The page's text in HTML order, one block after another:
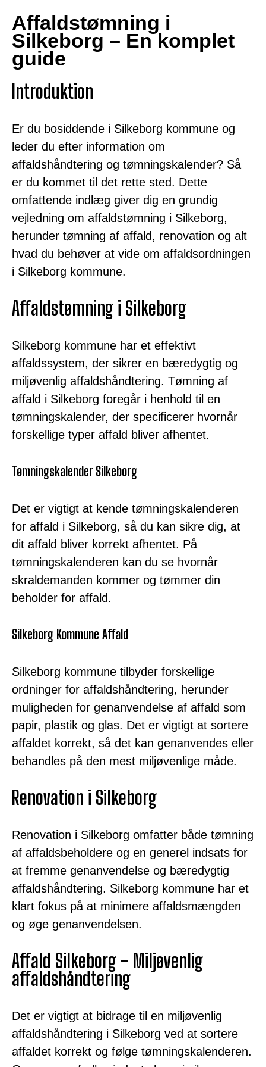
Affaldstømning i
Silkeborg – En komplet
guide
Introduktion
Er du bosiddende i Silkeborg kommune og
leder du efter information om
affaldshåndtering og tømningskalender? Så
er du kommet til det rette sted. Dette
omfattende indlæg giver dig en grundig
vejledning om affaldstømning i Silkeborg,
herunder tømning af affald, renovation og alt
hvad du behøver at vide om affaldsordningen
i Silkeborg kommune.
Affaldstømning i Silkeborg
Silkeborg kommune har et effektivt
affaldssystem, der sikrer en bæredygtig og
miljøvenlig affaldshåndtering. Tømning af
affald i Silkeborg foregår i henhold til en
tømningskalender, der specificerer hvornår
forskellige typer affald bliver afhentet.
Tømningskalender Silkeborg
Det er vigtigt at kende tømningskalenderen
for affald i Silkeborg, så du kan sikre dig, at
dit affald bliver korrekt afhentet. På
tømningskalenderen kan du se hvornår
skraldemanden kommer og tømmer din
beholder for affald.
Silkeborg Kommune Affald
Silkeborg kommune tilbyder forskellige
ordninger for affaldshåndtering, herunder
muligheden for genanvendelse af affald som
papir, plastik og glas. Det er vigtigt at sortere
affaldet korrekt, så det kan genanvendes eller
behandles på den mest miljøvenlige måde.
Renovation i Silkeborg
Renovation i Silkeborg omfatter både tømning
af affaldsbeholdere og en generel indsats for
at fremme genanvendelse og bæredygtig
affaldshåndtering. Silkeborg kommune har et
klart fokus på at minimere affaldsmængden
og øge genanvendelsen.
Affald Silkeborg – Miljøvenlig
affaldshåndtering
Det er vigtigt at bidrage til en miljøvenlig
affaldshåndtering i Silkeborg ved at sortere
affaldet korrekt og følge tømningskalenderen.